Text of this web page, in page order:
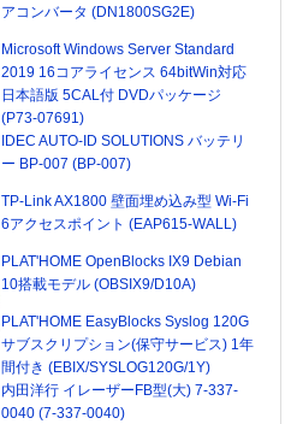
アコンバータ (DN1800SG2E)
Microsoft Windows Server Standard
2019 16コアライセンス 64bitWin対応
日本語版 5CAL付 DVDパッケージ
(P73-07691)
IDEC AUTO-ID SOLUTIONS バッテリ
ー BP-007 (BP-007)
TP-Link AX1800 壁面埋め込み型 Wi-Fi
6アクセスポイント (EAP615-WALL)
PLAT'HOME OpenBlocks IX9 Debian
10搭載モデル (OBSIX9/D10A)
PLAT'HOME EasyBlocks Syslog 120G
サブスクリプション(保守サービス) 1年
間付き (EBIX/SYSLOG120G/1Y)
内田洋行 イレーザーFB型(大) 7-337-
0040 (7-337-0040)